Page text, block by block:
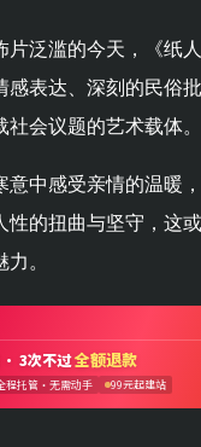
片泛滥的今天，《纸
感表达、深刻的民俗
会议题的艺术载体。
中感受亲情的温暖，
性的扭曲与坚守，这
。